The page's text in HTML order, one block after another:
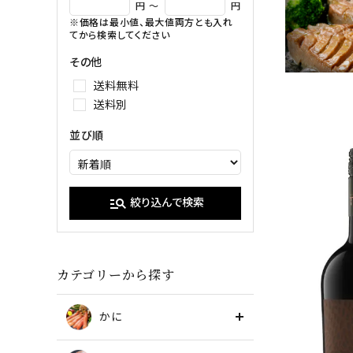
甘エビ
イクラ
たらこ・
円 ～
円
※価格は最小値、最大値両方とも入れ
てから検索してください
その他
送料無料
送料別
並び順
manage_search 絞り込んで検索
カテゴリーから探す
かに